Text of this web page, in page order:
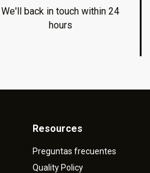
We'll back in touch within 24
hours
Resources
Preguntas frecuentes
Quality Policy